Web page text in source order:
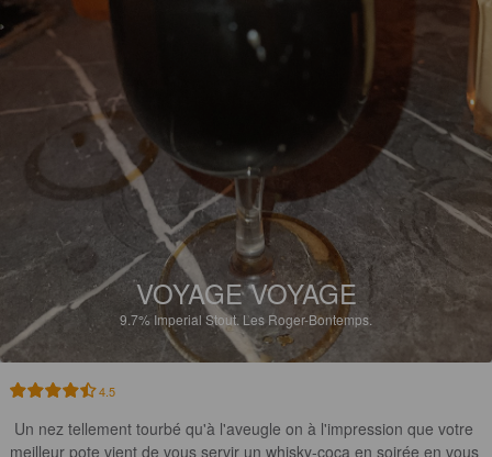
VOYAGE VOYAGE
9.7% Imperial Stout. Les Roger-Bontemps.
4.5
Un nez tellement tourbé qu'à l'aveugle on à l'impression que votre
meilleur pote vient de vous servir un whisky-coca en soirée en vous